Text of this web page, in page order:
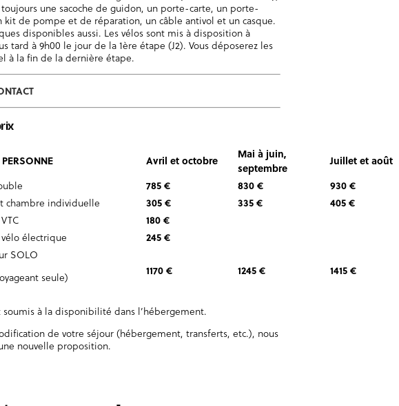
une sacoche de guidon, un porte-carte, un porte-
kit de pompe et de réparation, un câble antivol et un casque.
disponibles aussi. Les vélos sont mis à disposition à
tard à 9h00 le jour de la 1ère étape (J2). Vous déposerez les
à la fin de la dernière étape.
Avril et octobre
Mai à juin,
septembre
Juillet et août
785 € 830 €
930 €
chambre individuelle
305 € 335 €
405 €
180 €
électrique
245 €
SOLO
seule)
1170 € 1245 € 1415 €
soumis à la disponibilité dans l’hébergement.
de votre séjour (hébergement, transferts, etc.), nous
nouvelle proposition.